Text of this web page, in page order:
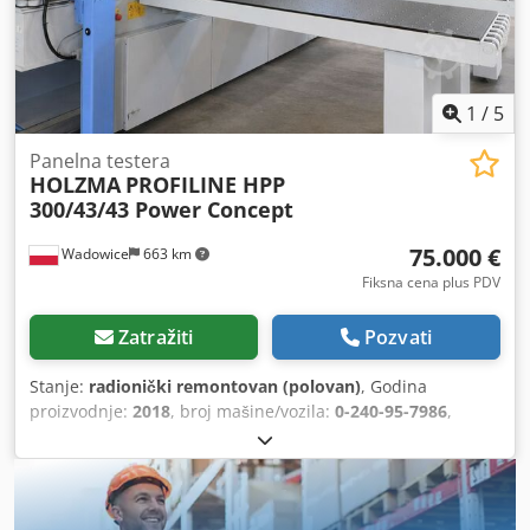
1 / 5
Wadowice 663 km
Panelna testera
HOLZMA PROFILINE HPP
300/43/43 Power Concept
75.000 €
Fiksna cena plus PDV
Zatražiti Pozvati
Stanje: radionički remontovan (polovan), Godina
proizvodnje: 2018, broj mašine/vozila: 0-240-95-7986,
Korišćena panelna cirkularna testera HPP 300/43/43, nakon
renoviranja TRAJNE UGRAĐENE FUNKCIJE: • Izbačen list
testere 80 mm • Dužina reza 4300 mm • Mašina sa desnom
stranom • Sto mašine u liniji reza sa vazdušnim jastukom •